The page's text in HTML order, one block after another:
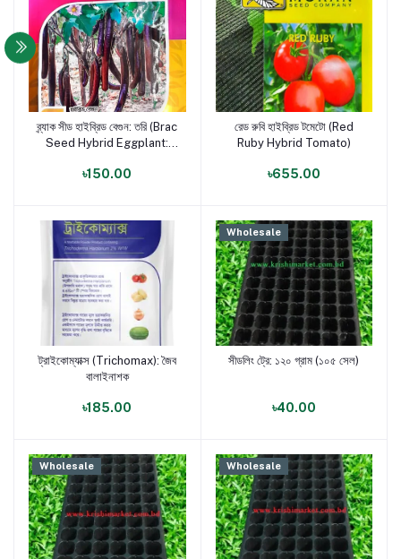
পণ্য যোগ করুন
ব্র্যাক সীড হাইব্রিড বেগুন: তরি (Brac
Seed Hybrid Eggplant:
৳150.00
পণ্য যোগ করুন
রেড রুবি হাইব্রিড টমেটো (Red
Ruby Hybrid Tomato)
৳655.00
পণ্য যোগ করুন
ট্রাইকোম্যাক্স (Trichomax): জৈব
বালাইনাশক
৳185.00
Wholesale
পণ্য যোগ করুন
সীডলিং ট্রে: ১২০ গ্রাম (১০৫ সেল)
৳40.00
Wholesale Wholesale